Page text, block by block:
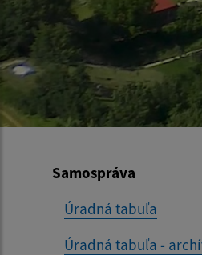
Samospráva
Úradná tabuľa
Úradná tabuľa -